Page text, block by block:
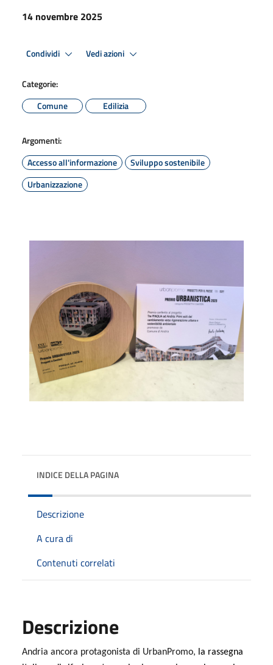
14 novembre 2025
Condividi Vedi azioni
Categorie:
Comune
Edilizia
Argomenti:
Accesso all'informazione
Sviluppo sostenibile
Urbanizzazione
INDICE DELLA PAGINA
Descrizione
A cura di
Contenuti correlati
Descrizione
Andria ancora protagonista di UrbanPromo, la rassegna